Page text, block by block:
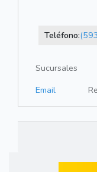
Teléfono:
Sucursales
Email